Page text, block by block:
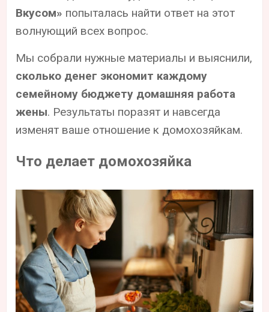
Вкусом» попыталась найти ответ на этот
волнующий всех вопрос.
Мы собрали нужные материалы и выяснили,
сколько денег экономит каждому
семейному бюджету домашняя работа
жены. Результаты поразят и навсегда
изменят ваше отношение к домохозяйкам.
Что делает домохозяйка